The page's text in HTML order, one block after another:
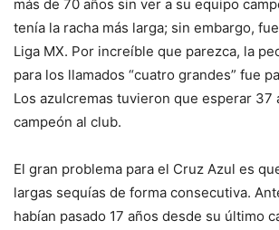
más de 70 años sin ver a su equipo
tenía la racha más larga; sin embargo,
Liga MX. Por increíble que parezca, la
para los llamados “cuatro grandes” fue
Los azulcremas tuvieron que esperar 37
campeón al club.
El gran problema para el Cruz Azul es
largas sequías de forma consecutiva.
habían pasado 17 años desde su último